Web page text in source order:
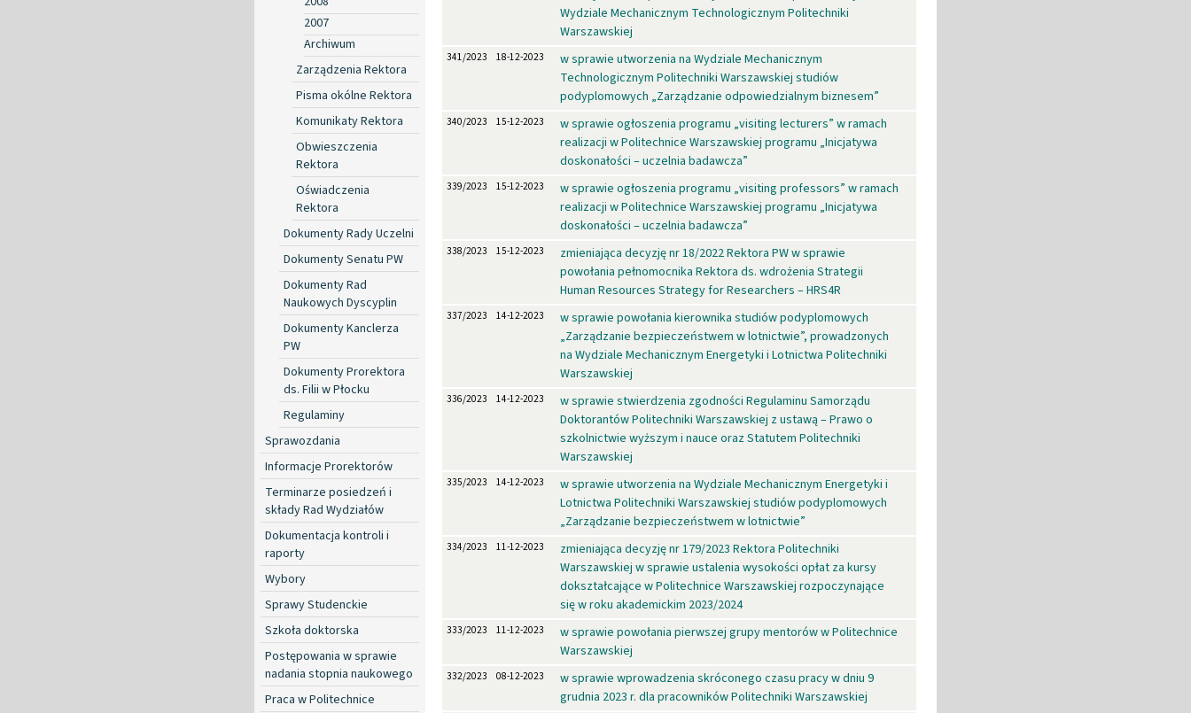
2007
Archiwum
Zarządzenia Rektora
Pisma okólne Rektora
Komunikaty Rektora
Obwieszczenia
Rektora
Oświadczenia
Rektora
Dokumenty Rady Uczelni
Dokumenty Senatu PW
Dokumenty Rad
Naukowych Dyscyplin
Dokumenty Kanclerza
PW
Dokumenty Prorektora
ds. Filii w Płocku
Regulaminy
Sprawozdania
Informacje Prorektorów
Terminarze posiedzeń i
składy Rad Wydziałów
Dokumentacja kontroli i
raporty
Wybory
Sprawy Studenckie
Szkoła doktorska
Postępowania w sprawie
nadania stopnia naukowego
Praca w Politechnice
Wydziale Mechanicznym Technologicznym Politechniki
Warszawskiej
341/2023 18-12-2023
w sprawie utworzenia na Wydziale Mechanicznym
Technologicznym Politechniki Warszawskiej studiów
podyplomowych „Zarządzanie odpowiedzialnym biznesem”
340/2023 15-12-2023
w sprawie ogłoszenia programu „visiting lecturers” w ramach
realizacji w Politechnice Warszawskiej programu „Inicjatywa
doskonałości – uczelnia badawcza”
339/2023 15-12-2023
w sprawie ogłoszenia programu „visiting professors” w ramach
realizacji w Politechnice Warszawskiej programu „Inicjatywa
doskonałości – uczelnia badawcza”
338/2023 15-12-2023
zmieniająca decyzję nr 18/2022 Rektora PW w sprawie
powołania pełnomocnika Rektora ds. wdrożenia Strategii
Human Resources Strategy for Researchers – HRS4R
337/2023 14-12-2023
w sprawie powołania kierownika studiów podyplomowych
„Zarządzanie bezpieczeństwem w lotnictwie”, prowadzonych
na Wydziale Mechanicznym Energetyki i Lotnictwa Politechniki
Warszawskiej
336/2023 14-12-2023
w sprawie stwierdzenia zgodności Regulaminu Samorządu
Doktorantów Politechniki Warszawskiej z ustawą – Prawo o
szkolnictwie wyższym i nauce oraz Statutem Politechniki
Warszawskiej
335/2023 14-12-2023
w sprawie utworzenia na Wydziale Mechanicznym Energetyki i
Lotnictwa Politechniki Warszawskiej studiów podyplomowych
„Zarządzanie bezpieczeństwem w lotnictwie”
334/2023 11-12-2023
zmieniająca decyzję nr 179/2023 Rektora Politechniki
Warszawskiej w sprawie ustalenia wysokości opłat za kursy
dokształcające w Politechnice Warszawskiej rozpoczynające
się w roku akademickim 2023/2024
333/2023 11-12-2023
w sprawie powołania pierwszej grupy mentorów w Politechnice
Warszawskiej
332/2023 08-12-2023
w sprawie wprowadzenia skróconego czasu pracy w dniu 9
grudnia 2023 r. dla pracowników Politechniki Warszawskiej